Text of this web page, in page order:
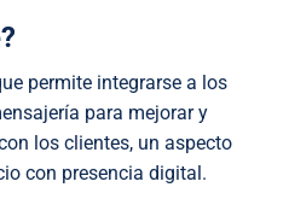
permite integrarse a los
para mejorar y
los clientes, un aspecto
con presencia digital.